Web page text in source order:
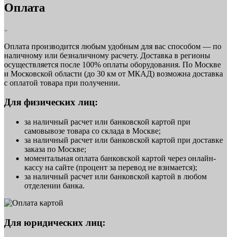
Оплата
Оплата производится любым удобным для вас способом — по
наличному или безналичному расчету. Доставка в регионы
осуществляется после 100% оплаты оборудования. По Москве
и Московской области (до 30 км от МКАД) возможна доставка
с оплатой товара при получении.
Для физических лиц:
за наличный расчет или банковской картой при
самовывозе товара со склада в Москве;
за наличный расчет или банковской картой при доставке
заказа по Москве;
моментальная оплата банковской картой через онлайн-
кассу на сайте (процент за перевод не взимается);
за наличный расчет или банковской картой в любом
отделении банка.
Для юридических лиц: